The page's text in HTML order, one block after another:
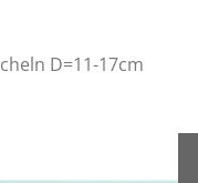
D=11-17cm